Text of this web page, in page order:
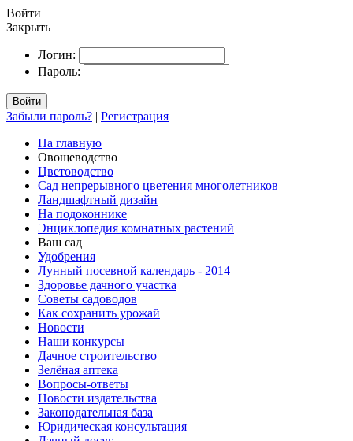
Войти
Закрыть
Логин:
Пароль:
Войти
Забыли пароль? | Регистрация
На главную
Овощеводство
Цветоводство
Сад непрерывного цветения многолетников
Ландшафтный дизайн
На подоконнике
Энциклопедия комнатных растений
Ваш сад
Удобрения
Лунный посевной календарь - 2014
Здоровье дачного участка
Советы садоводов
Как сохранить урожай
Новости
Наши конкурсы
Дачное строительство
Зелёная аптека
Вопросы-ответы
Новости издательства
Законодательная база
Юридическая консультация